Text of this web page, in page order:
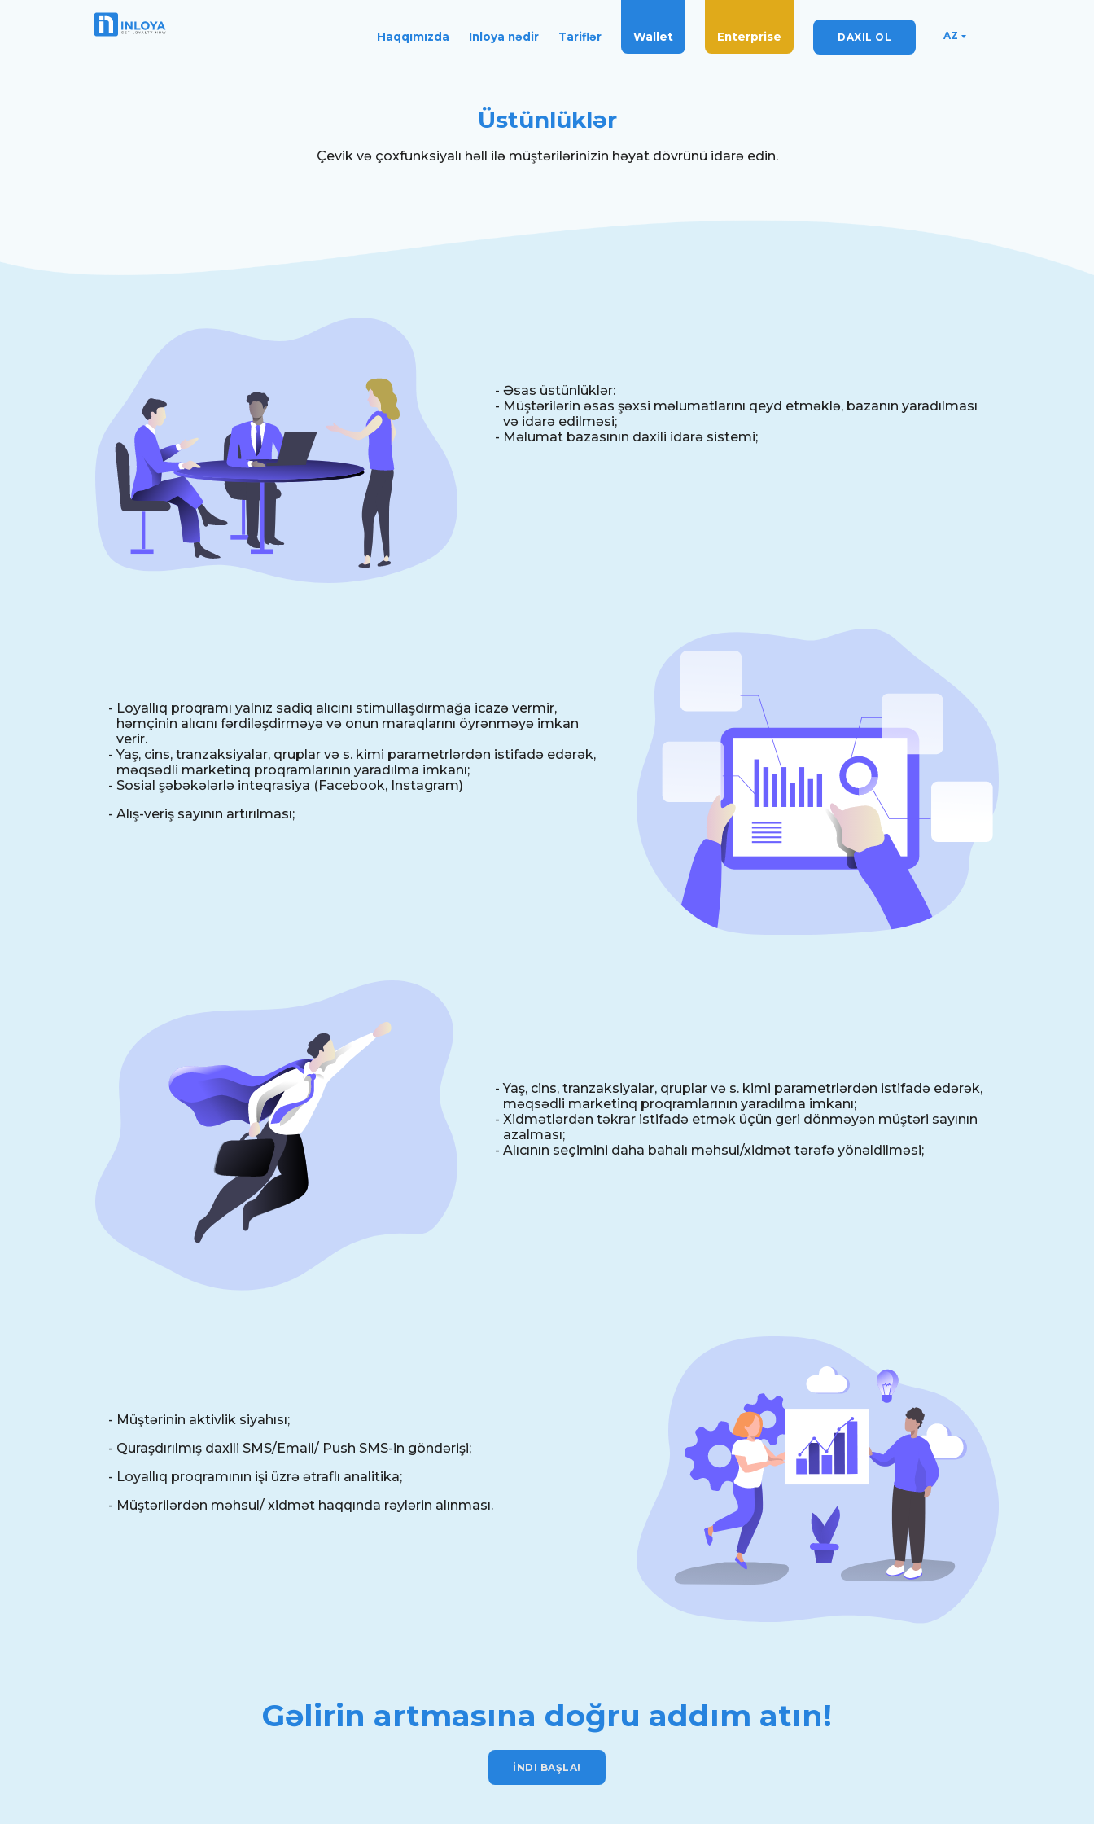
Haqqımızda Inloya nədir Tariflər Wallet Enterprise DAXIL OL AZ
Üstünlüklər
Çevik və çoxfunksiyalı həll ilə müştərilərinizin həyat dövrünü idarə edin.
- Əsas üstünlüklər:
- Müştərilərin əsas şəxsi məlumatlarını qeyd etməklə, bazanın yaradılması
və idarə edilməsi;
- Məlumat bazasının daxili idarə sistemi;
- Loyallıq proqramı yalnız sadiq alıcını stimullaşdırmağa icazə vermir,
həmçinin alıcını fərdiləşdirməyə və onun maraqlarını öyrənməyə imkan
verir.
- Yaş, cins, tranzaksiyalar, qruplar və s. kimi parametrlərdən istifadə edərək,
məqsədli marketinq proqramlarının yaradılma imkanı;
- Sosial şəbəkələrlə inteqrasiya (Facebook, Instagram)
- Alış-veriş sayının artırılması;
- Yaş, cins, tranzaksiyalar, qruplar və s. kimi parametrlərdən istifadə edərək,
məqsədli marketinq proqramlarının yaradılma imkanı;
- Xidmətlərdən təkrar istifadə etmək üçün geri dönməyən müştəri sayının
azalması;
- Alıcının seçimini daha bahalı məhsul/xidmət tərəfə yönəldilməsi;
- Müştərinin aktivlik siyahısı;
- Quraşdırılmış daxili SMS/Email/ Push SMS-in göndərişi;
- Loyallıq proqramının işi üzrə ətraflı analitika;
- Müştərilərdən məhsul/ xidmət haqqında rəylərin alınması.
Gəlirin artmasına doğru addım atın!
İNDI BAŞLA!